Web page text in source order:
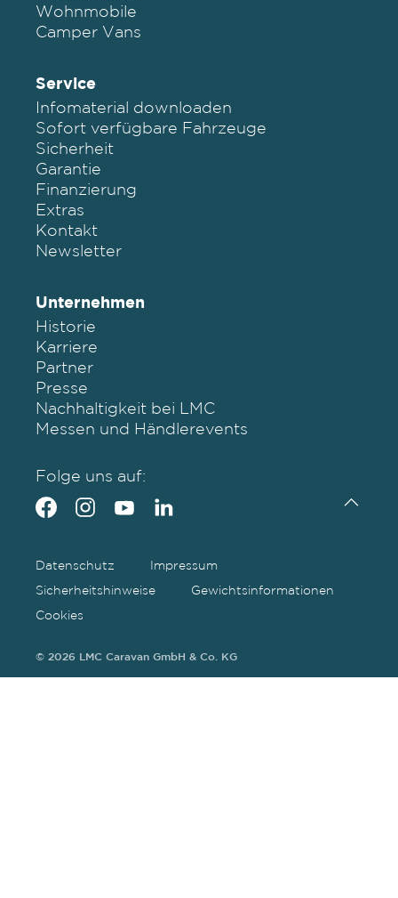
Wohnmobile
Camper Vans
Service
Infomaterial downloaden
Sofort verfügbare Fahrzeuge
Sicherheit
Garantie
Finanzierung
Extras
Kontakt
Newsletter
Unternehmen
Historie
Karriere
Partner
Presse
Nachhaltigkeit bei LMC
Messen und Händlerevents
Folge uns auf:
Datenschutz Impressum
Sicherheitshinweise Gewichtsinformationen
Cookies
© 2026 LMC Caravan GmbH & Co. KG